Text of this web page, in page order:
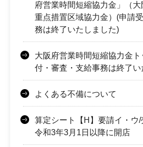
府営業時間短縮協力金」（
重点措置区域協力金）(申請
務は終了いたしました)
大阪府営業時間短縮協力金
付・審査・支給事務は終了
よくある不備について
算定シート【H】要請イ・ウ
令和3年3月1日以降に開店